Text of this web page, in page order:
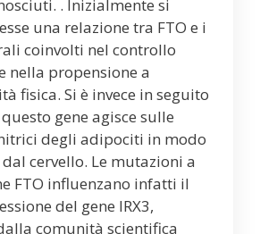
. Inizialmente si
una relazione tra FTO e i
coinvolti nel controllo
nella propensione a
fisica. Si è invece in seguito
gene agisce sulle
degli adipociti in modo
cervello. Le mutazioni a
FTO influenzano infatti il
del gene IRX3,
comunità scientifica